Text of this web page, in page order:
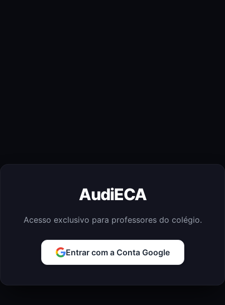
AudiECA
Acesso exclusivo para professores do colégio.
Entrar com a Conta Google